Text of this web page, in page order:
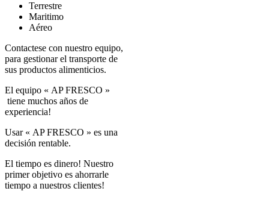
Terrestre
Maritimo
Aéreo
Contactese con nuestro equipo,
para gestionar el transporte de
sus productos alimenticios.
El equipo « AP FRESCO »
tiene muchos años de
experiencia!
Usar « AP FRESCO » es una
decisión rentable.
El tiempo es dinero! Nuestro
primer objetivo es ahorrarle
tiempo a nuestros clientes!